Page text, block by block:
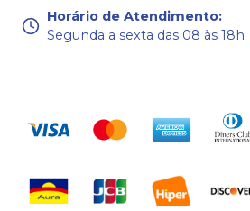
Horário de Atendimento:
Segunda a sexta das 08 às 18h